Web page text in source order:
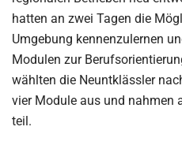
hatten an zwei Tagen die
Umgebung kennenzulernen
Modulen zur
wählten die Neuntklässler
vier Module aus und nahmen
teil.